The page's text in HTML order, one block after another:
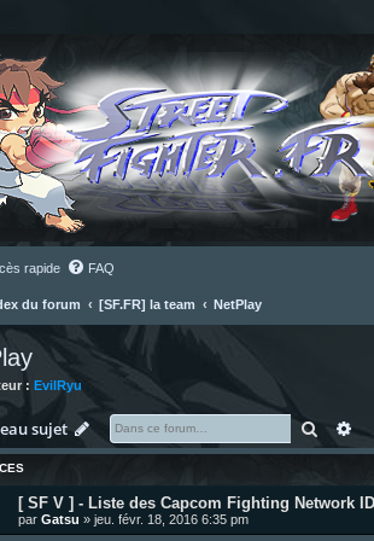
rapide FAQ
du forum [SF.FR] la team NetPlay
: EvilRyu
sujet
[ SF V ] - Liste des Capcom Fighting Network
par Gatsu » jeu. févr. 18, 2016 6:35 pm